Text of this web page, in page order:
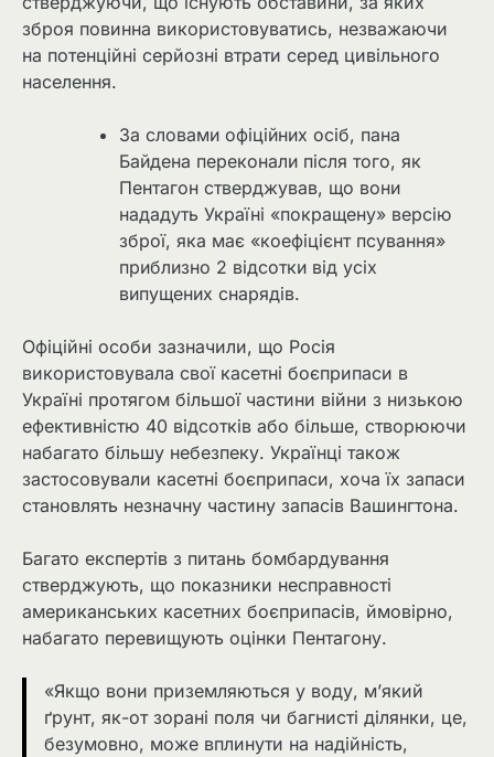
зброя повинна використовуватись, незважаючи
на потенційні серйозні втрати серед цивільного
населення.
За словами офіційних осіб, пана
Байдена переконали після того, як
Пентагон стверджував, що вони
нададуть Україні «покращену» версію
зброї, яка має «коефіцієнт псування»
приблизно 2 відсотки від усіх
випущених снарядів.
Офіційні особи зазначили, що Росія
використовувала свої касетні боєприпаси в
Україні протягом більшої частини війни з низькою
ефективністю 40 відсотків або більше, створюючи
набагато більшу небезпеку. Українці також
застосовували касетні боєприпаси, хоча їх запаси
становлять незначну частину запасів Вашингтона.
Багато експертів з питань бомбардування
стверджують, що показники несправності
американських касетних боєприпасів, ймовірно,
набагато перевищують оцінки Пентагону.
«Якщо вони приземляються у воду, м’який
ґрунт, як-от зорані поля чи багнисті ділянки, це,
безумовно, може вплинути на надійність,